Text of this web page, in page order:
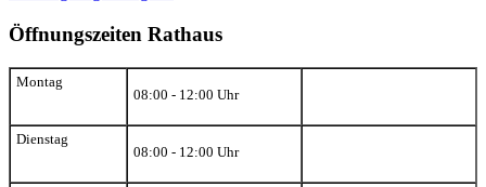
Öffnungszeiten Rathaus
Montag
08:00 - 12:00 Uhr
Dienstag
08:00 - 12:00 Uhr